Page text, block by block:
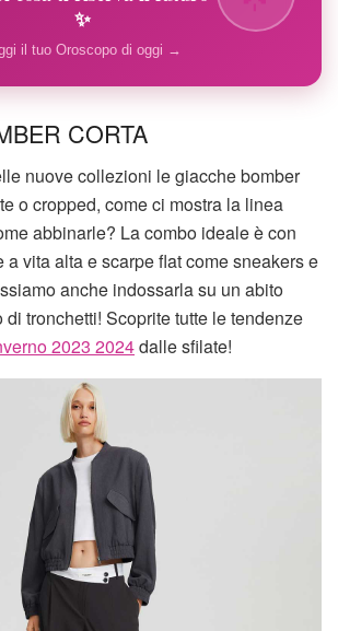
✨
il tuo Oroscopo di oggi →
CORTA
nuove collezioni le giacche bomber
o cropped, come ci mostra la linea
abbinarle? La combo ideale è con
vita alta e scarpe flat come sneakers e
anche indossarla su un abito
tronchetti! Scoprite tutte le tendenze
2023 2024dalle sfilate!